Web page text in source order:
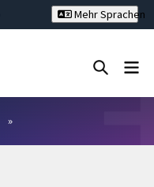
Mehr Sprachen